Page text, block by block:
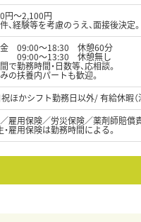
円～2,100円
、経験等を考慮のうえ、面接後決定。
金 09:00～18:30 休憩60分
～13:30 休憩無し
で勤務時間・日数等、応相談。
の扶養内パートも歓迎。
ほかシフト勤務日以外/ 有給休暇
雇用保険／労災保険／薬剤師賠償
・雇用保険は勤務時間による。